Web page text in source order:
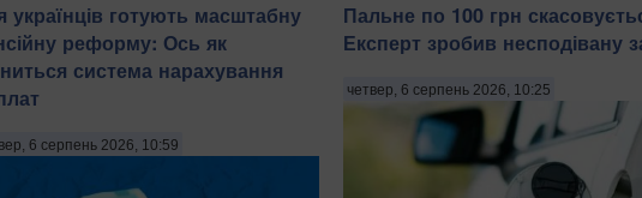
українців готують масштабну
реформу: Ось як
система нарахування
6 серпень 2026, 10:59
Пальне по 100 грн
Експерт зробив несподівану
четвер, 6 серпень 2026, 10:25